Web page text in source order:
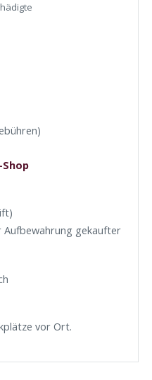
Aufbewahrung gekaufter
vor Ort.